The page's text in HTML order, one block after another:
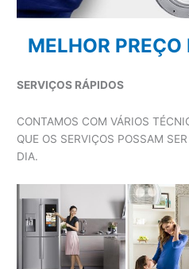
MELHOR PREÇO
SERVIÇOS RÁPIDOS
CONTAMOS COM VÁRIOS
QUE OS SERVIÇOS POSSAM
DIA.